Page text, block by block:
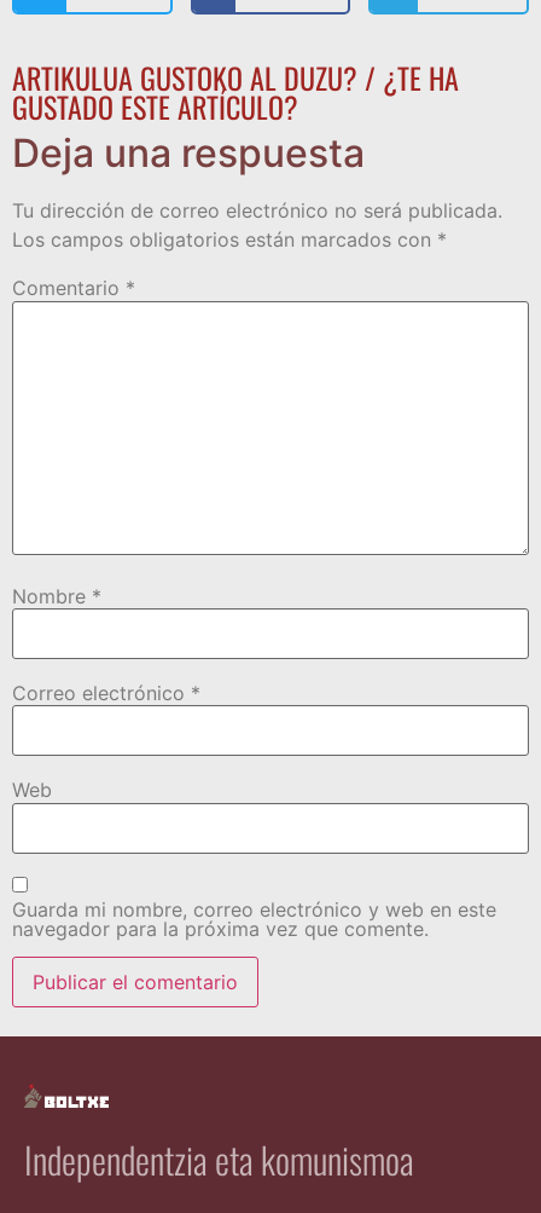
ARTIKULUA GUSTOKO AL DUZU? / ¿TE HA
GUSTADO ESTE ARTÍCULO?
Deja una respuesta
Tu dirección de correo electrónico no será publicada.
Los campos obligatorios están marcados con *
Comentario *
Nombre *
Correo electrónico *
Web
Guarda mi nombre, correo electrónico y web en este
navegador para la próxima vez que comente.
Independentzia eta komunismoa